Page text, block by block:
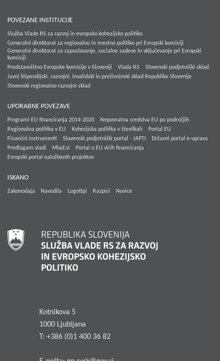
POVEZANE INSTITUCIJE
Služba Vlade RS za razvoj in evropsko kohezijsko politiko
Generalni direktorat za regionalno in mestno politiko pri Evropski komisiji
Generalni direktorat za zaposlovanje, socialne zadeve in vključevanje pri Evropski
komisiji
Predstavništvo Evropske komisije v Sloveniji
Vlada RS
Slovenski podjetniški sklad
Javni štipendijski, razvojni, invalidski in preživninski sklad Republike Slovenije
Slovenski regionalno razvojni sklad
UPORABNE POVEZAVE
Programi EU financiranja 2014-2020
Nepovratna sredstva EU po področjih
Regionalna politika v EU
Kohezijska politika v številkah
Portal EU
Finančni instrumenti
Slovenski podjetniški portal - JAPTI
Državni portal e-uprava
Predlagam.vladi
Mlad.si
Portal o EU virih financiranja
Evropski portal naložbenih projektov
ISKANO
Zakonodaja Navodila Logotipi Razpisi Novice
Kotnikova 5
1000 Ljubljana
T: +386 (0)1 400 36 82